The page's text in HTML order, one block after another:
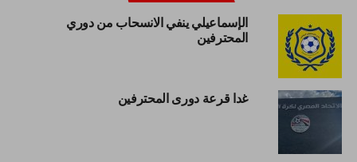
الإسماعيلي ينفي الانسحاب من دوري
المحترفين
غدا قرعة دورى المحترفين